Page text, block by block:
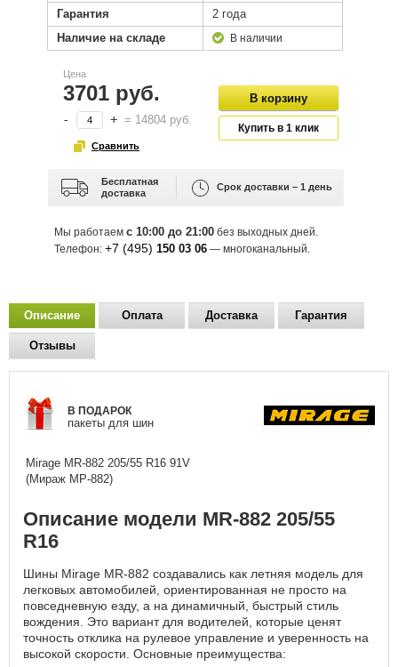
Гарантия
2 года
Наличие на складе
В наличии
Цена
3701 руб.
- + = 14804 руб.
Бесплатная
доставка
Срок доставки – 1 день
Мы работаем с 10:00 до 21:00 без выходных дней.
Телефон: +7 (495) 150 03 06 — многоканальный.
Описание Оплата Доставка Гарантия
Отзывы
В ПОДАРОК
пакеты для шин
Mirage MR-882 205/55 R16 91V
(Мираж МР-882)
Описание модели MR-882 205/55
R16
Шины Mirage MR-882 создавались как летняя модель для
легковых автомобилей, ориентированная не просто на
повседневную езду, а на динамичный, быстрый стиль
вождения. Это вариант для водителей, которые ценят
точность отклика на рулевое управление и уверенность на
высокой скорости. Основные преимущества: